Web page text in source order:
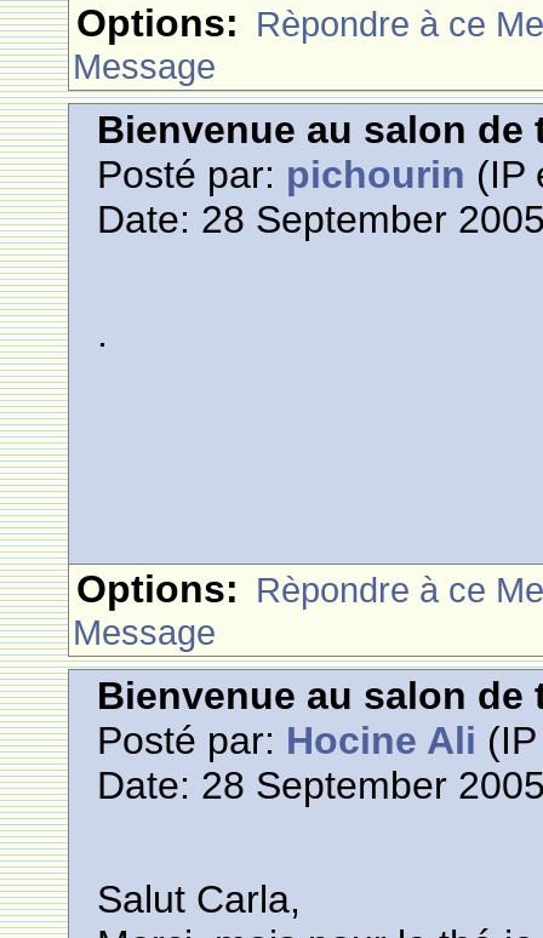
Options: Rèpondre à ce
Message
Bienvenue au salon de
Posté par: pichourin (IP
Date: 28 September
.
Options: Rèpondre à ce
Message
Bienvenue au salon de
Posté par: Hocine Ali
Date: 28 September
Salut Carla,